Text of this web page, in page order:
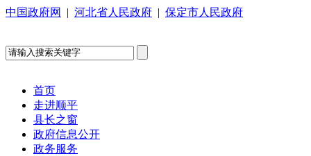
中国政府网 | 河北省人民政府 | 保定市人民政府
首页
走进顺平
县长之窗
政府信息公开
政务服务